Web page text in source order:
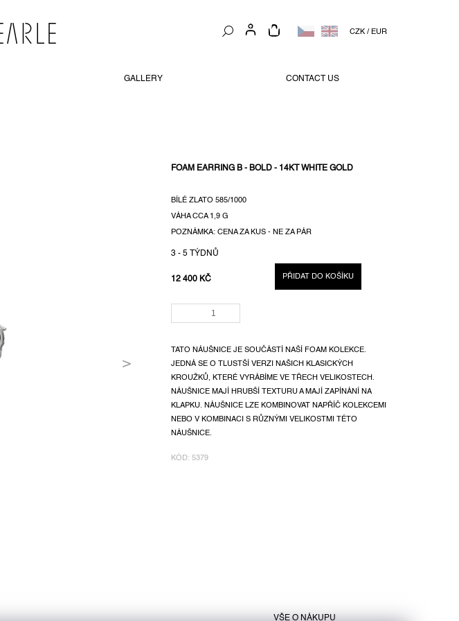
CZK / EUR
NÁKUPNÍ
GALLERY CONTACT US
FOAM EARRING B - BOLD - 14KT WHITE GOLD
12 400 KČ
3 - 5 TÝDNŮ
PŘIDAT DO KOŠÍKU
BÍLÉ ZLATO 585/1000
VÁHA CCA 1,9 G
POZNÁMKA: CENA ZA KUS - NE ZA PÁR
TATO NÁUŠNICE JE SOUČÁSTÍ NAŠÍ FOAM KOLEKCE.
JEDNÁ SE O TLUSTŠÍ VERZI NAŠICH KLASICKÝCH
KROUŽKŮ, KTERÉ VYRÁBÍME VE TŘECH VELIKOSTECH.
NÁUŠNICE MAJÍ HRUBŠÍ TEXTURU A MAJÍ ZAPÍNÁNÍ NA
KLAPKU. NÁUŠNICE LZE KOMBINOVAT NAPŘÍČ KOLEKCEMI
NEBO V KOMBINACI S RŮZNÝMI VELIKOSTMI TÉTO
NÁUŠNICE.
KÓD: 5379
VŠE O NÁKUPU